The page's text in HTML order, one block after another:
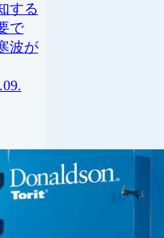
する
で
波が